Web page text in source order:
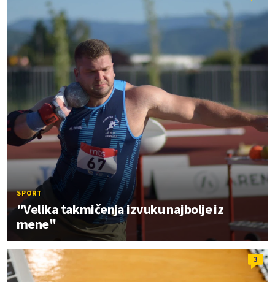
SPORT
"Velika takmičenja izvuku najbolje iz
mene"
3